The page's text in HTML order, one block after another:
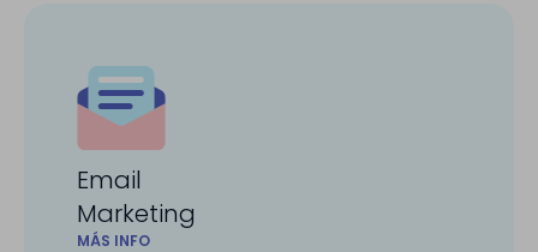
Email
Marketing
MÁS INFO